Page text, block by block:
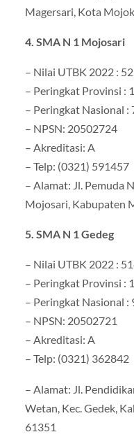
Magersari, Kota
4. SMA N 1 Mojosari
– Nilai UTBK 2022 :
– Peringkat Provinsi :
– Peringkat Nasional :
– NPSN: 20502724
– Akreditasi: A
– Telp: (0321) 591457
– Alamat: Jl. Pemuda
Mojosari, Kabupaten
5. SMA N 1 Gedeg
– Nilai UTBK 2022 :
– Peringkat Provinsi :
– Peringkat Nasional :
– NPSN: 20502721
– Akreditasi: A
– Telp: (0321) 362842
– Alamat: Jl.
Wetan, Kec. Gedek,
61351